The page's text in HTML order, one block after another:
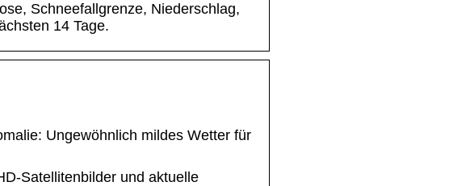
Schneefallgrenze, Niederschlag,
14 Tage.
Ungewöhnlich mildes Wetter für
Satellitenbilder und aktuelle